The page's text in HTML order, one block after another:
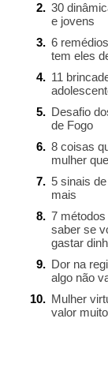
30
e jovens
6
tem eles
11
Desafio
de Fogo
8 coisas
mulher
5 sinais
mais
7
saber se
gastar
Dor na
algo não
Mulher
valor